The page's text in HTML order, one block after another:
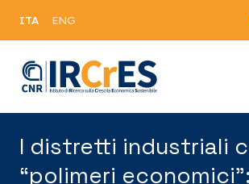
ITA ENG
I distretti industriali
“polimeri